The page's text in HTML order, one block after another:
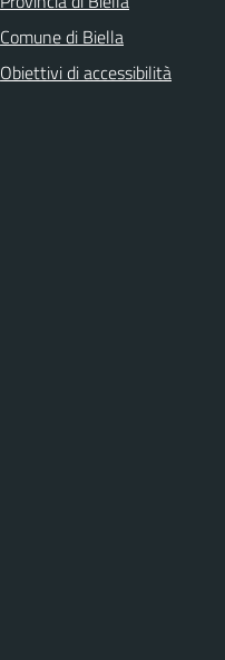
Comune di Biella
Obiettivi di accessibilità